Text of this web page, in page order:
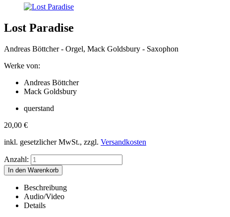
Lost Paradise
Andreas Böttcher - Orgel, Mack Goldsbury - Saxophon
Werke von:
Andreas Böttcher
Mack Goldsbury
querstand
20,00 €
inkl. gesetzlicher MwSt., zzgl. Versandkosten
Anzahl:
Beschreibung
Audio/Video
Details